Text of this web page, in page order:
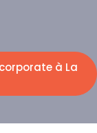
à La